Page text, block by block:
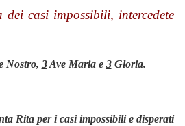
dei casi impossibili, intercedete
Nostro, 3Ave Maria e 3Gloria.
Rita per i casi impossibili e disperati